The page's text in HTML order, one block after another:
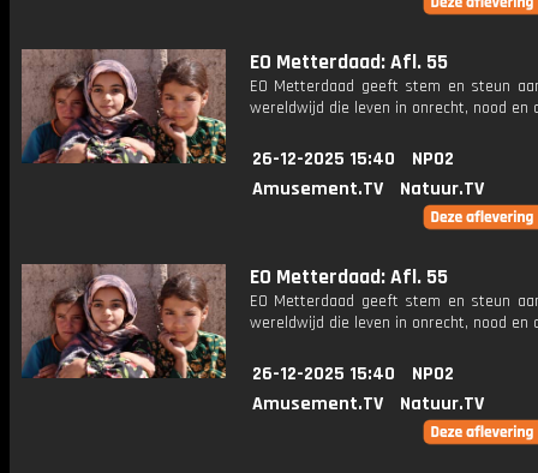
EO Metterdaad: Afl. 55
EO Metterdaad geeft stem en steun
wereldwijd die leven in onrecht, nood en
26-12-2025 15:40
NPO2
Amusement.TV
Natuur.TV
EO Metterdaad: Afl. 55
EO Metterdaad geeft stem en steun
wereldwijd die leven in onrecht, nood en
26-12-2025 15:40
NPO2
Amusement.TV
Natuur.TV